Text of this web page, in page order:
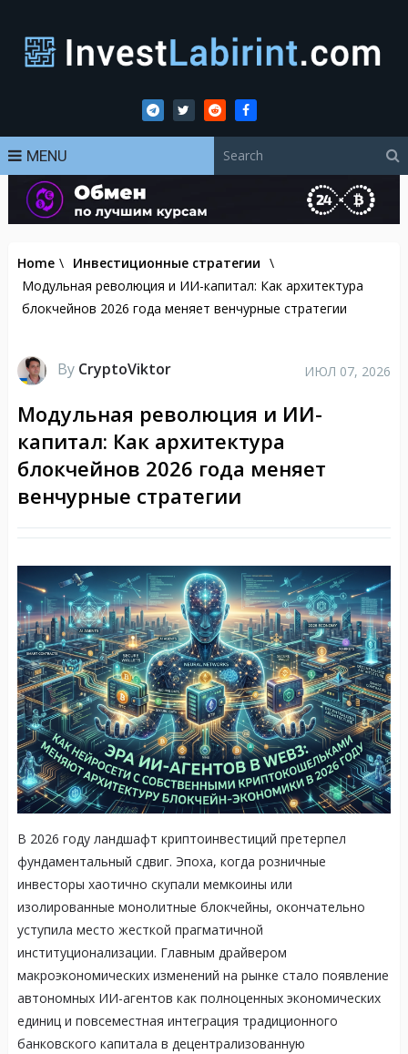
MENU
Home \ Инвестиционные стратегии \
Модульная революция и ИИ-капитал: Как архитектура
блокчейнов 2026 года меняет венчурные стратегии
By CryptoViktor ИЮЛ 07, 2026
Модульная революция и ИИ-
капитал: Как архитектура
блокчейнов 2026 года меняет
венчурные стратегии
В 2026 году ландшафт криптоинвестиций претерпел
фундаментальный сдвиг. Эпоха, когда розничные
инвесторы хаотично скупали мемкоины или
изолированные монолитные блокчейны, окончательно
уступила место жесткой прагматичной
институционализации. Главным драйвером
макроэкономических изменений на рынке стало появление
автономных ИИ-агентов как полноценных экономических
единиц и повсеместная интеграция традиционного
банковского капитала в децентрализованную